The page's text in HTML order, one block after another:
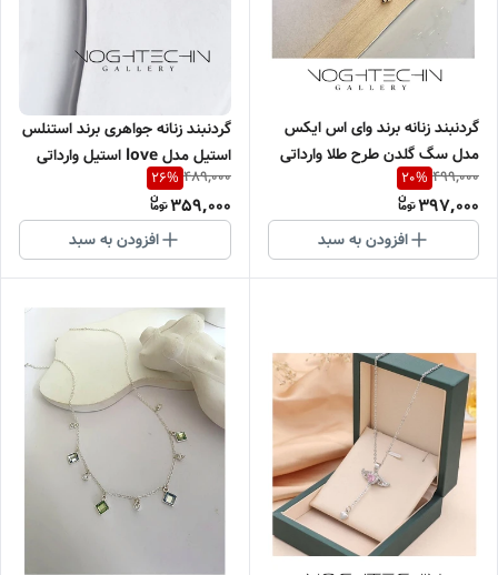
گردنبند زنانه برند وای اس ایکس
مدل سگ گلدن طرح طلا وارداتی
499,000
20%
397,000
افزودن به سبد
گردنبند زنانه جواهری برند استنلس
استیل مدل love استیل وارداتی
489,000
26%
359,000
افزودن به سبد